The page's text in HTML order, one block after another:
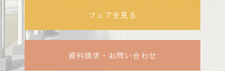
フェアを見る
資料請求・お問い合わせ